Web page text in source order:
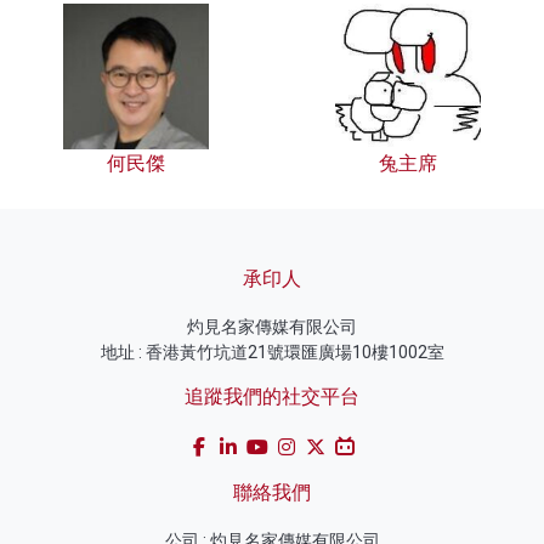
何民傑 兔主席
承印人
灼見名家傳媒有限公司
地址 : 香港黃竹坑道21號環匯廣場10樓1002室
追蹤我們的社交平台
聯絡我們
公司 : 灼見名家傳媒有限公司